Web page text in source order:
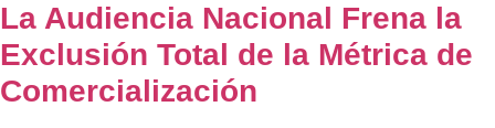
La Audiencia Nacional Frena la
Exclusión Total de la Métrica de
Comercialización